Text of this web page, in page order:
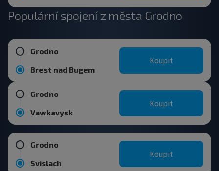
Populární spojení z města Grodno
Grodno
Brest nad Bugem
Koupit
Grodno
Vawkavysk
Koupit
Grodno
Svislach
Koupit